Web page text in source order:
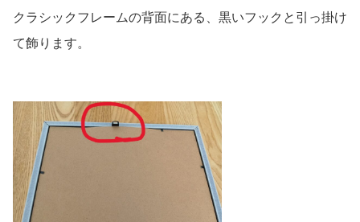
クラシックフレームの背面にある、黒いフックと引っ掛け
て飾ります。